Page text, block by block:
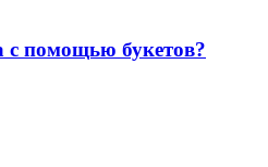
с помощью букетов?